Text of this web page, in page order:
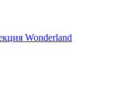
Wonderland